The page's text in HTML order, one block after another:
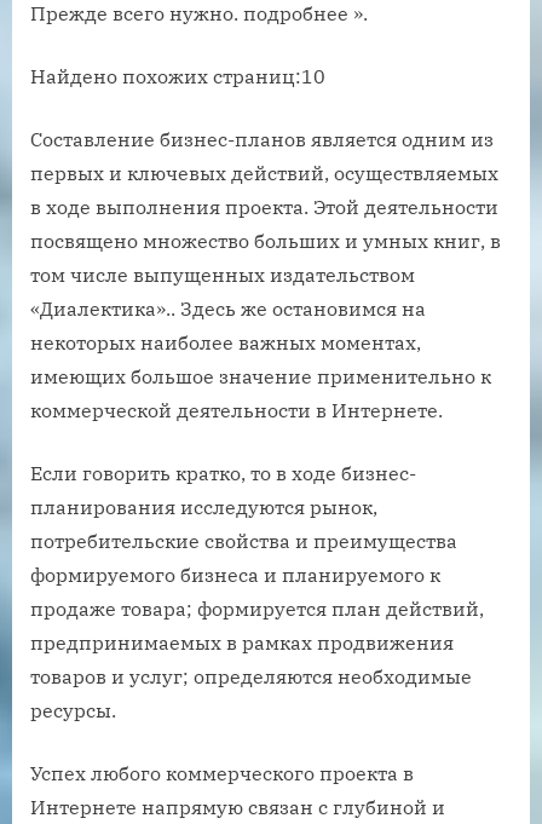
Прежде всего нужно. подробнее ».
Найдено похожих страниц:10
Составление бизнес-планов является одним из
первых и ключевых действий, осуществляемых
в ходе выполнения проекта. Этой деятельности
посвящено множество больших и умных книг, в
том числе выпущенных издательством
«Диалектика».. Здесь же остановимся на
некоторых наиболее важных моментах,
имеющих большое значение применительно к
коммерческой деятельности в Интернете.
Если говорить кратко, то в ходе бизнес-
планирования исследуются рынок,
потребительские свойства и преимущества
формируемого бизнеса и планируемого к
продаже товара; формируется план действий,
предпринимаемых в рамках продвижения
товаров и услуг; определяются необходимые
ресурсы.
Успех любого коммерческого проекта в
Интернете напрямую связан с глубиной и